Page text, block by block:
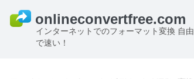
インターネットでのフォーマット変換 自由
で速い！